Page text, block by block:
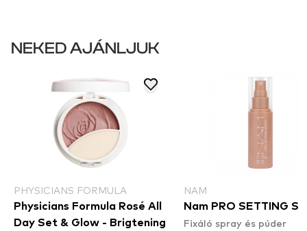
NEKED AJÁNLJUK
PHYSICIANS FORMULA
Physicians Formula Rosé All
Day Set & Glow - Brigtening
NAM
Nam PRO SETTING
Fixáló spray és púder